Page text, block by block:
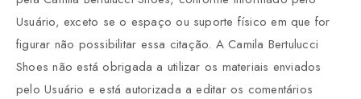
Usuário, exceto se o espaço ou suporte físico em que for
figurar não possibilitar essa citação. A Camila Bertulucci
Shoes não está obrigada a utilizar os materiais enviados
pelo Usuário e está autorizada a editar os comentários